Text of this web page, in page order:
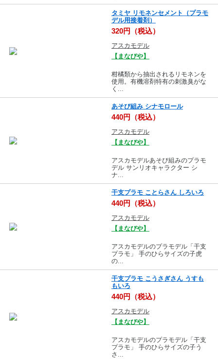
タミヤ リモネンセメント（プラモ
デル用接着剤）
320円（税込）
アスカモデル
【まなびや】
柑橘類から抽出されるリモネンを
使用。有機溶剤特有の刺激臭がな
く...
あそび組み シナモロール
440円（税込）
アスカモデル
【まなびや】
アスカモデルあそび組みのプラモ
デル サンリオキャラクター シ
ナ...
干支プラモ ことらさん しろいろ
440円（税込）
アスカモデル
【まなびや】
アスカモデルのプラモデル「干支
プラモ」 手のひらサイズの子虎
の...
干支プラモ こうさぎさん うすも
もいろ
440円（税込）
アスカモデル
【まなびや】
アスカモデルのプラモデル「干支
プラモ」 手のひらサイズの子う
さ...